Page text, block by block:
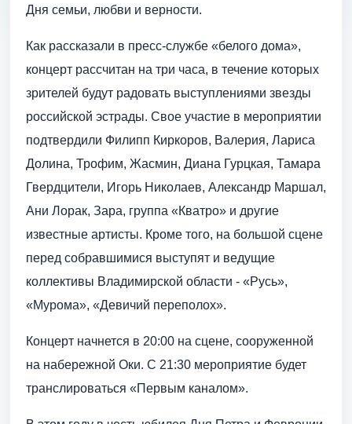
Дня семьи, любви и верности.
Как рассказали в пресс-службе «белого дома»,
концерт рассчитан на три часа, в течение которых
зрителей будут радовать выступлениями звезды
российской эстрады. Свое участие в мероприятии
подтвердили Филипп Киркоров, Валерия, Лариса
Долина, Трофим, Жасмин, Диана Гурцкая, Тамара
Гвердцители, Игорь Николаев, Александр Маршал,
Ани Лорак, Зара, группа «Кватро» и другие
известные артисты. Кроме того, на большой сцене
перед собравшимися выступят и ведущие
коллективы Владимирской области - «Русь»,
«Мурома», «Девичий переполох».
Концерт начнется в 20:00 на сцене, сооруженной
на набережной Оки. С 21:30 мероприятие будет
транслироваться «Первым каналом».